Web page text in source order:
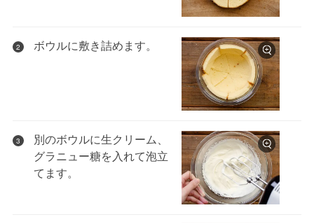
2 ボウルに敷き詰めます。
3
別のボウルに生クリーム、
グラニュー糖を入れて泡立
てます。